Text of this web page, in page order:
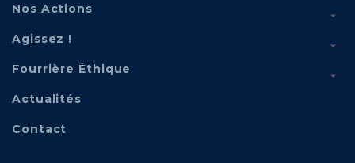
Nos Actions
Agissez !
Fourrière Éthique
Actualités
Contact